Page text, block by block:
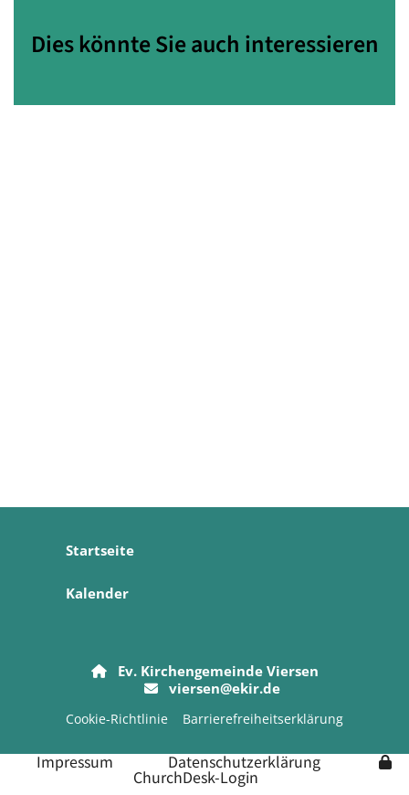
Dies könnte Sie auch interessieren
Startseite
Kalender
Ev. Kirchengemeinde Viersen
viersen@ekir.de
Cookie-Richtlinie Barrierefreiheitserklärung
Impressum Datenschutzerklärung
ChurchDesk-Login